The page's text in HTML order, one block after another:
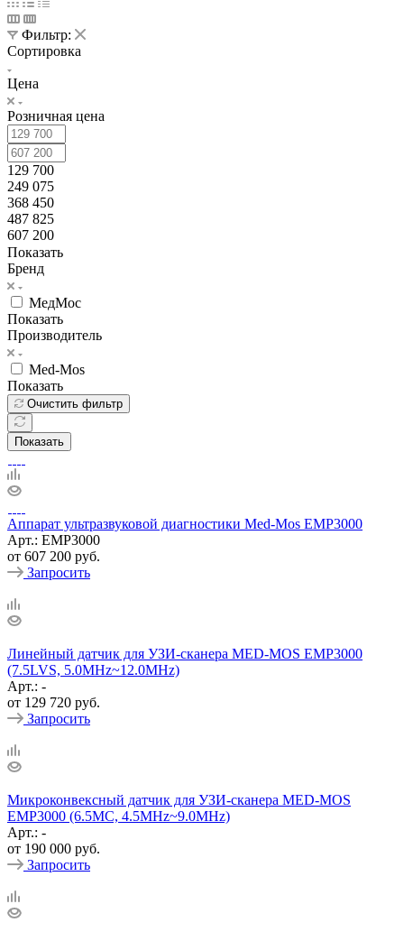
Фильтр:
Сортировка
Цена
Розничная цена
129 700
249 075
368 450
487 825
607 200
Показать
Бренд
МедМос
Показать
Производитель
Med-Mos
Показать
Очистить фильтр
Показать
Аппарат ультразвуковой диагностики Med-Mos ЕМР3000
Арт.: ЕМР3000
от 607 200 руб.
Запросить
Линейный датчик для УЗИ-сканера MED-MOS ЕМР3000
(7.5LVS, 5.0MHz~12.0MHz)
Арт.: -
от 129 720 руб.
Запросить
Микроконвексный датчик для УЗИ-сканера MED-MOS
ЕМР3000 (6.5MC, 4.5MHz~9.0MHz)
Арт.: -
от 190 000 руб.
Запросить